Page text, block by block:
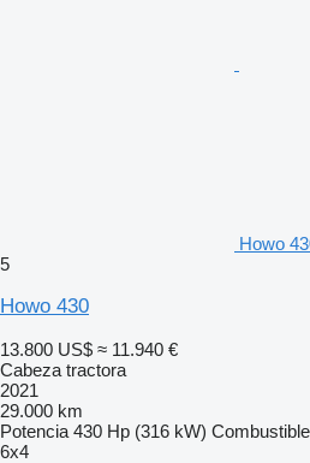
Howo
5
Howo 430
13.800 US$ ≈ 11.940 €
Cabeza tractora
2021
29.000 km
Potencia 430 Hp (316 kW) Combustible
6x4